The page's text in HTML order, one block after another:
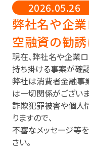
2026.05.26
弊社名や企
空融資の勧
現在、弊社名や企業
持ち掛ける事案が確
弊社は消費者金融事
は一切関係がございま
詐欺犯罪被害や個人
りますので、
不審なメッセージ等
さい。